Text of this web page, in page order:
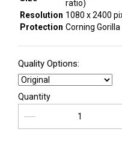
ratio)
Resolution 1080 x 2400
Protection Corning Gorilla
Quality Options:
Quantity